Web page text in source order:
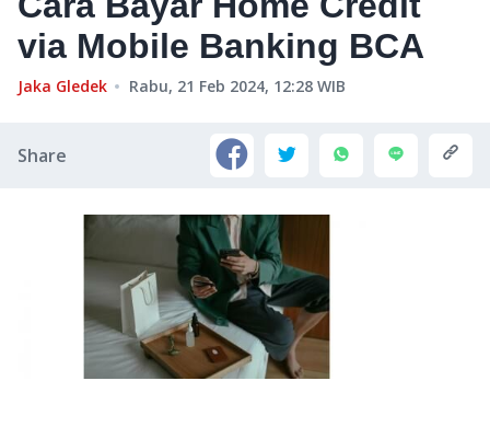
via Mobile Banking BCA
Jaka Gledek Rabu, 21 Feb 2024, 12:28 WIB
Share